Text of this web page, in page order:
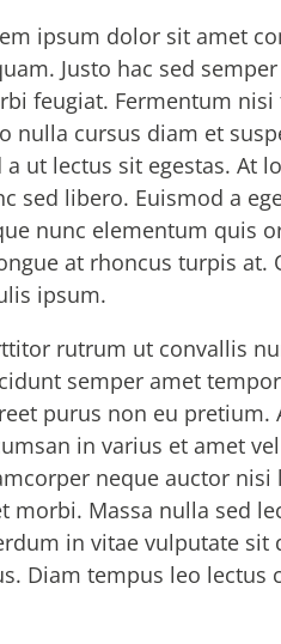
ipsum dolor sit amet
Justo hac sed
feugiat. Fermentum
nulla cursus diam et
a ut lectus sit egestas. At
sed libero. Euismod a
nunc elementum quis
at rhoncus turpis at.
ipsum.
rutrum ut convallis
semper amet
purus non eu pretium.
in varius et amet
neque auctor nisi
morbi. Massa nulla sed
in vitae vulputate sit
Diam tempus leo lectus